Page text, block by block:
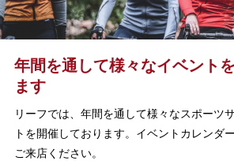
年間を通して様々なイベント
ます
リーフでは、年間を通して様々なスポーツ
トを開催しております。イベントカレンダ
ご来店ください。